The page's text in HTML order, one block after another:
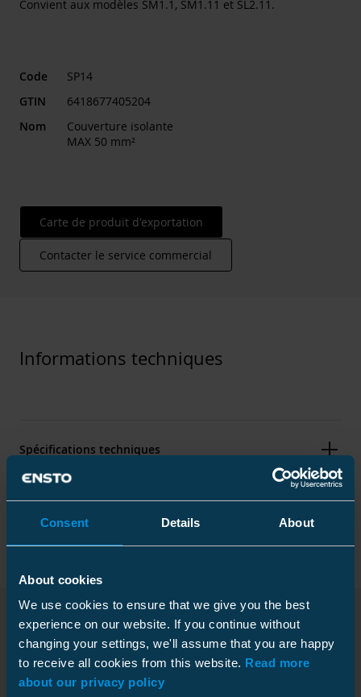
Consent Details About
About cookies
We use cookies to ensure that we give you the best
experience on our website. If you continue without
changing your settings, we'll assume that you are happy
to receive all cookies from this website. Read more
about our privacy policy
Convient aux modèles SM1.1, SM1.11 et SL2.11.
Code
SP14
GTIN
6418677405204
Nom
Couverture isolante
MAX 50 mm²
Carte de produit d'exportation
Contacter le service commercial
Informations techniques
Spécifications techniques
Poids
0.014 kg
Hauteur
44.4 mm
Largeur
Sac en plastique
Taille
Téléchargements